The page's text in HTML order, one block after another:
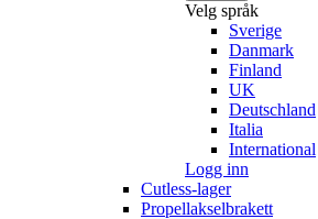
Velg språk
Sverige
Danmark
Finland
UK
Deutschland
Italia
International
Logg inn
Cutless-lager
Propellakselbrakett